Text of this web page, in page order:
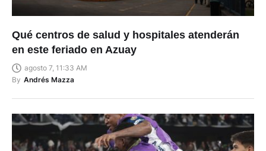
Qué centros de salud y hospitales atenderán
en este feriado en Azuay
agosto 7, 11:33 AM
By Andrés Mazza